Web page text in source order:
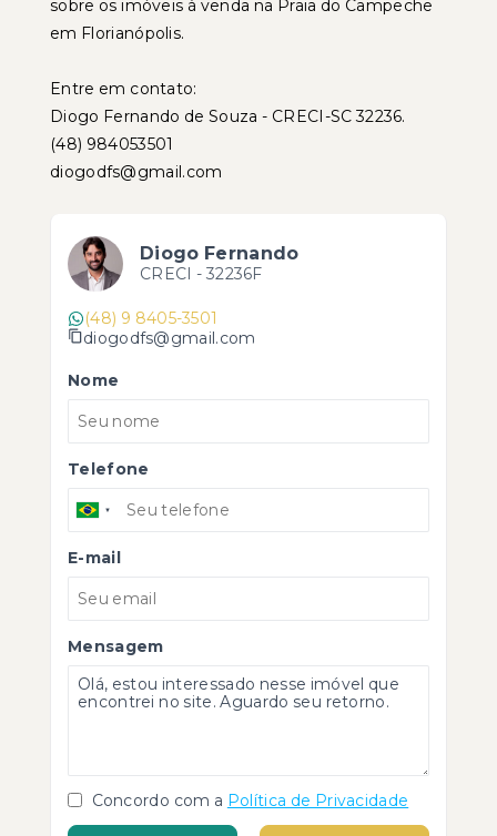
sobre os imóveis à venda na Praia do Campeche
em Florianópolis.
Entre em contato:
Diogo Fernando de Souza - CRECI-SC 32236.
(48) 984053501
diogodfs@gmail.com
Diogo Fernando
CRECI - 32236F
(48) 9 8405-3501
diogodfs@gmail.com
Nome
Telefone
E-mail
Mensagem
Concordo com a Política de Privacidade